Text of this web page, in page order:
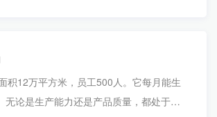
积12万平方米，员工500人。它每月能生
无论是生产能力还是产品质量，都处于同